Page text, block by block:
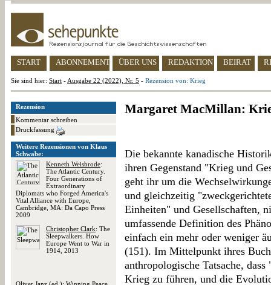
START ABONNEMENT ÜBER UNS REDAKTION BEIRAT
Sie sind hier: Start - Ausgabe 22 (2022), Nr. 5 - Rezension von: Krieg
Rezension
Kommentar schreiben
Druckfassung
Weitere Rezensionen von Klaus
Schwabe:
Kenneth Weisbrode:
The Atlantic Century.
Four Generations of
Extraordinary
Diplomats who Forged America's
Vital Alliance with Europe,
Cambridge, MA: Da Capo Press
2009
Christopher Clark: The
Sleepwalkers. How
Europe Went to War in
1914, 2013
Margaret MacMillan:
Die bekannte kanadische
ihren Gegenstand "Krieg und
geht ihr um die
und gleichzeitig
Einheiten" und Gesellschaften,
umfassende Definition des
einfach ein mehr oder weniger
(151). Im Mittelpunkt ihres
anthropologische Tatsache,
Krieg zu führen, und die